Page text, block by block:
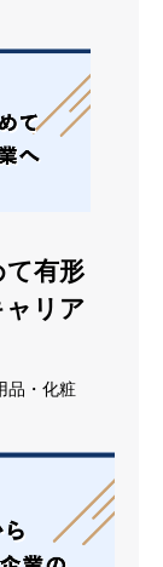
て有形
ャリア
品・化粧